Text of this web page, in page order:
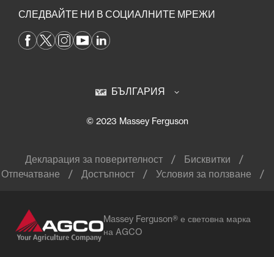
СЛЕДВАЙТЕ НИ В СОЦИАЛНИТЕ МРЕЖИ
БЪЛГАРИЯ
© 2023 Massey Ferguson
Декларация за поверителност
Бисквитки
Отпечатване
Достъпност Условия за ползване
Massey Ferguson® е световна марка
на AGCO